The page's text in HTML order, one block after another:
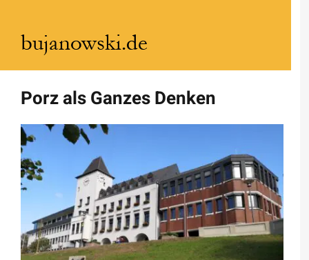
Inhalt
springen
Porz als Ganzes Denken
Zeige
grösseres
Bild